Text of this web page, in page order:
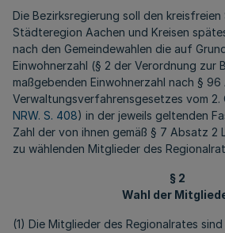
Die Bezirksregierung soll den
Städteregion Aachen und Kreisen
nach den Gemeindewahlen die auf
Einwohnerzahl (§ 2 der Verordnung zur
maßgebenden Einwohnerzahl nach § 96
Verwaltungsverfahrensgesetzes vom 2.
NRW. S. 408) in der jeweils geltenden
Zahl der von ihnen gemäß § 7 Absatz 2
zu wählenden Mitglieder des
§ 2
Wahl der
(1) Die Mitglieder des Regionalrates